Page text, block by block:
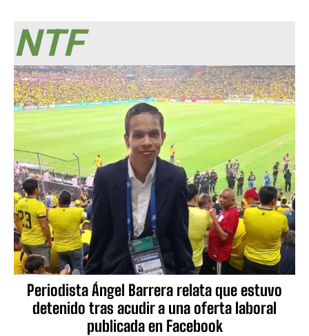
NTF
Periodista Ángel Barrera relata que estuvo
detenido tras acudir a una oferta laboral
publicada en Facebook